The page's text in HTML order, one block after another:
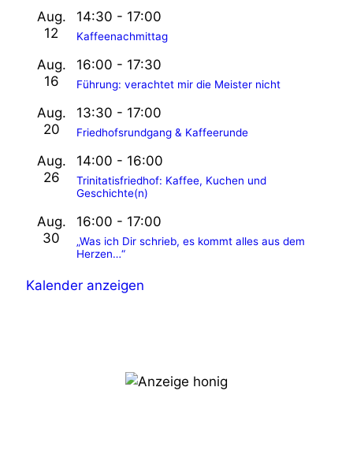
a
g
t
o
n
Aug.
12
14:30 - 17:00
Kaffeenachmittag
Aug.
16
16:00 - 17:30
Führung: verachtet mir die Meister nicht
Aug.
20
13:30 - 17:00
Friedhofsrundgang & Kaffeerunde
Aug.
26
14:00 - 16:00
Trinitatisfriedhof: Kaffee, Kuchen und
Geschichte(n)
Aug.
30
16:00 - 17:00
„Was ich Dir schrieb, es kommt alles aus dem
Herzen…“
Kalender anzeigen